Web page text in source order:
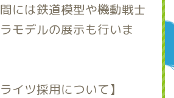
には鉄道模型や機動戦士
モデルの展示も行いま
イツ採用について】